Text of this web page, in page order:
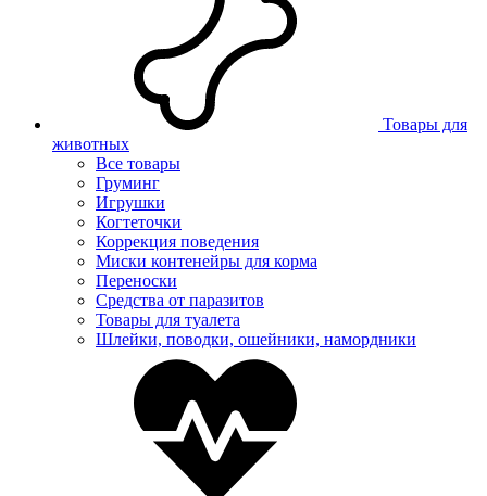
Товары для
животных
Все товары
Груминг
Игрушки
Когтеточки
Коррекция поведения
Миски контенейры для корма
Переноски
Средства от паразитов
Товары для туалета
Шлейки, поводки, ошейники, намордники